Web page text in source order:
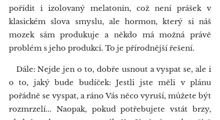
pořídit i izolovaný melatonin, což není prášek v
klasickém slova smyslu, ale hormon, který si náš
mozek sám produkuje a někdo má možná právě
problém s jeho produkcí. To je přírodnější řešení.
Dále: Nejde jen o to, dobře usnout a vyspat se, ale i
o to, jaký bude budíček: Jestli jste měli v plánu
pořádně se vyspat, a ráno Vás něco vyruší, můžete být
rozmrzelí... Naopak, pokud potřebujete vstát brzy,